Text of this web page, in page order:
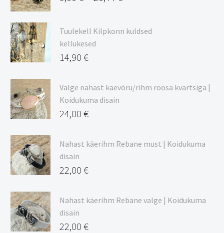
9,00 €
kuni
20,44 €
Tuulekell Kilpkonn kuldsed
kellukesed
14,90 €
Valge nahast käevõru/rihm roosa kvartsiga |
Koidukuma disain
24,00 €
Nahast käerihm Rebane must | Koidukuma
disain
22,00 €
Nahast käerihm Rebane valge | Koidukuma
disain
22,00 €